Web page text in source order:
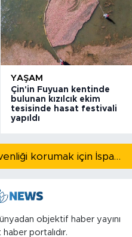
YAŞAM
Çin'in Fuyuan kentinde
bulunan kızılcık ekim
tesisinde hasat festivali
yapıldı
İtalya Başbakanı: Ulusal güvenliği korumak için İspanya ile Schengen kapsamındaki serbest dolaşımı askıya alıyoruz
objektif haber yayını
portalıdır.